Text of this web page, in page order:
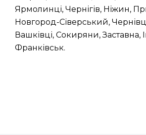
Ярмолинці, Чернігів, Ніжин,
Новгород-Сіверський,
Вашківці, Сокиряни, Заставна,
Франківськ.